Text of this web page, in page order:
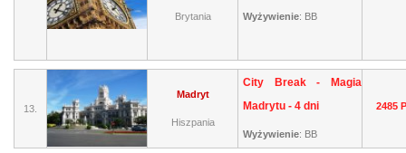
Brytania Wyżywienie: BB
13.
Madryt
Hiszpania
City Break - Magia
Madrytu - 4 dni
Wyżywienie: BB
2485